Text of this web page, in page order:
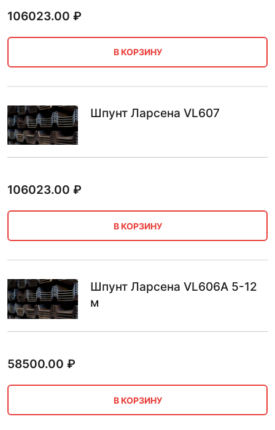
106023.00 ₽
В КОРЗИНУ
Шпунт Ларсена VL607
106023.00 ₽
В КОРЗИНУ
Шпунт Ларсена VL606A 5-12
м
58500.00 ₽
В КОРЗИНУ